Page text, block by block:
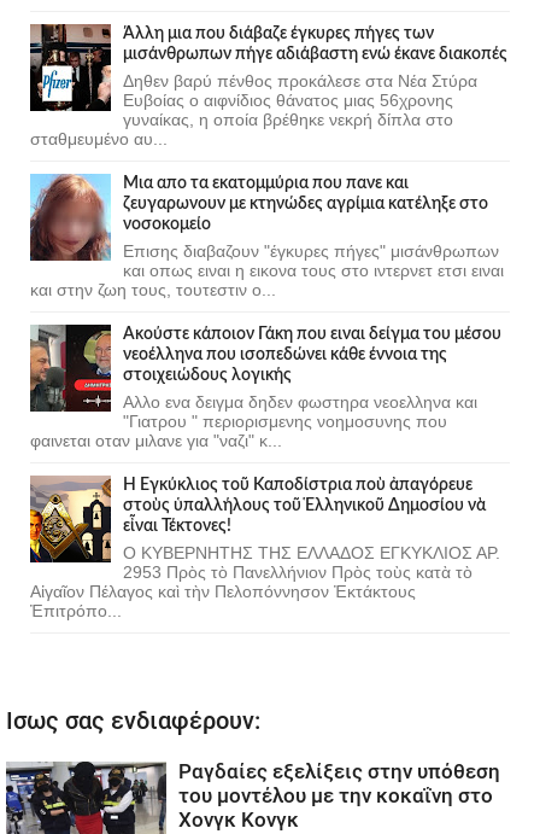
Άλλη μια που διάβαζε έγκυρες πήγες των
μισάνθρωπων πήγε αδιάβαστη ενώ έκανε διακοπές
Δηθεν βαρύ πένθος προκάλεσε στα Νέα Στύρα
Ευβοίας ο αιφνίδιος θάνατος μιας 56χρονης
γυναίκας, η οποία βρέθηκε νεκρή δίπλα στο
σταθμευμένο αυ...
Μια απο τα εκατομμύρια που πανε και
ζευγαρωνουν με κτηνώδες αγρίμια κατέληξε στο
νοσοκομείο
Επισης διαβαζουν "έγκυρες πήγες" μισάνθρωπων
και οπως ειναι η εικονα τους στο ιντερνετ ετσι ειναι
και στην ζωη τους, τουτεστιν ο...
Ακούστε κάποιον Γάκη που ειναι δείγμα του μέσου
νεοέλληνα που ισοπεδώνει κάθε έννοια της
στοιχειώδους λογικής
Αλλο ενα δειγμα δηδεν φωστηρα νεοελληνα και
"Γιατρου " περιορισμενης νοημοσυνης που
φαινεται οταν μιλανε για "ναζι" κ...
Ἡ Ἐγκύκλιος τοῦ Καποδίστρια ποὺ ἀπαγόρευε
στοὺς ὑπαλλήλους τοῦ Ἑλληνικοῦ Δημοσίου νὰ
εἶναι Τέκτονες!
Ο ΚΥΒΕΡΝΗΤΗΣ ΤΗΣ ΕΛΛΑΔΟΣ ΕΓΚΥΚΛΙΟΣ ΑΡ.
2953 Πρὸς τὸ Πανελλήνιον Πρὸς τοὺς κατὰ τὸ
Αἰγαῖον Πέλαγος καὶ τὴν Πελοπόννησον Ἐκτάκτους
Ἐπιτρόπο...